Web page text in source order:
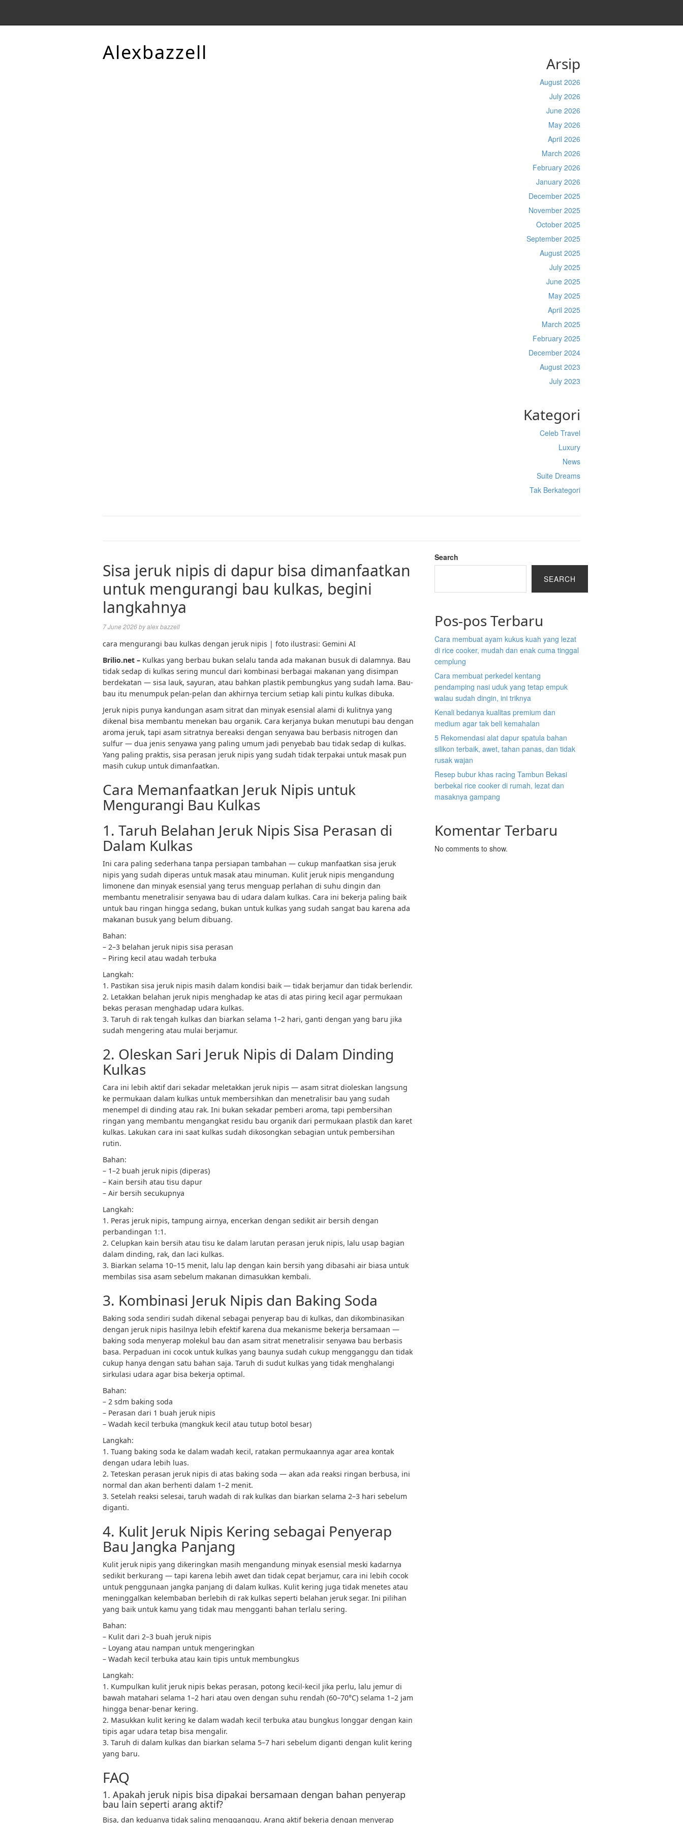
Alexbazzell Arsip
August 2026
July 2026
June 2026
May 2026
April 2026
March 2026
February 2026
January 2026
December 2025
November 2025
October 2025
September 2025
August 2025
July 2025
June 2025
May 2025
April 2025
March 2025
February 2025
December 2024
August 2023
July 2023
Kategori
Celeb Travel
Luxury
News
Suite Dreams
Tak Berkategori
Sisa jeruk nipis di dapur bisa dimanfaatkan
untuk mengurangi bau kulkas, begini
langkahnya
7 June 2026byalex bazzell
cara mengurangi bau kulkas dengan jeruk nipis | foto ilustrasi: Gemini AI
Brilio.net – Kulkas yang berbau bukan selalu tanda ada makanan busuk di dalamnya. Bau
tidak sedap di kulkas sering muncul dari kombinasi berbagai makanan yang disimpan
berdekatan — sisa lauk, sayuran, atau bahkan plastik pembungkus yang sudah lama. Bau-
bau itu menumpuk pelan-pelan dan akhirnya tercium setiap kali pintu kulkas dibuka.
Jeruk nipis punya kandungan asam sitrat dan minyak esensial alami di kulitnya yang
dikenal bisa membantu menekan bau organik. Cara kerjanya bukan menutupi bau dengan
aroma jeruk, tapi asam sitratnya bereaksi dengan senyawa bau berbasis nitrogen dan
sulfur — dua jenis senyawa yang paling umum jadi penyebab bau tidak sedap di kulkas.
Yang paling praktis, sisa perasan jeruk nipis yang sudah tidak terpakai untuk masak pun
masih cukup untuk dimanfaatkan.
Cara Memanfaatkan Jeruk Nipis untuk
Mengurangi Bau Kulkas
1. Taruh Belahan Jeruk Nipis Sisa Perasan di
Dalam Kulkas
Ini cara paling sederhana tanpa persiapan tambahan — cukup manfaatkan sisa jeruk
nipis yang sudah diperas untuk masak atau minuman. Kulit jeruk nipis mengandung
limonene dan minyak esensial yang terus menguap perlahan di suhu dingin dan
membantu menetralisir senyawa bau di udara dalam kulkas. Cara ini bekerja paling baik
untuk bau ringan hingga sedang, bukan untuk kulkas yang sudah sangat bau karena ada
makanan busuk yang belum dibuang.
Bahan:
– 2–3 belahan jeruk nipis sisa perasan
– Piring kecil atau wadah terbuka
Langkah:
1. Pastikan sisa jeruk nipis masih dalam kondisi baik — tidak berjamur dan tidak berlendir.
2. Letakkan belahan jeruk nipis menghadap ke atas di atas piring kecil agar permukaan
bekas perasan menghadap udara kulkas.
3. Taruh di rak tengah kulkas dan biarkan selama 1–2 hari, ganti dengan yang baru jika
sudah mengering atau mulai berjamur.
2. Oleskan Sari Jeruk Nipis di Dalam Dinding
Kulkas
Cara ini lebih aktif dari sekadar meletakkan jeruk nipis — asam sitrat dioleskan langsung
ke permukaan dalam kulkas untuk membersihkan dan menetralisir bau yang sudah
menempel di dinding atau rak. Ini bukan sekadar pemberi aroma, tapi pembersihan
ringan yang membantu mengangkat residu bau organik dari permukaan plastik dan karet
kulkas. Lakukan cara ini saat kulkas sudah dikosongkan sebagian untuk pembersihan
rutin.
Bahan:
– 1–2 buah jeruk nipis (diperas)
– Kain bersih atau tisu dapur
– Air bersih secukupnya
Langkah:
1. Peras jeruk nipis, tampung airnya, encerkan dengan sedikit air bersih dengan
perbandingan 1:1.
2. Celupkan kain bersih atau tisu ke dalam larutan perasan jeruk nipis, lalu usap bagian
dalam dinding, rak, dan laci kulkas.
3. Biarkan selama 10–15 menit, lalu lap dengan kain bersih yang dibasahi air biasa untuk
membilas sisa asam sebelum makanan dimasukkan kembali.
3. Kombinasi Jeruk Nipis dan Baking Soda
Baking soda sendiri sudah dikenal sebagai penyerap bau di kulkas, dan dikombinasikan
dengan jeruk nipis hasilnya lebih efektif karena dua mekanisme bekerja bersamaan —
baking soda menyerap molekul bau dan asam sitrat menetralisir senyawa bau berbasis
basa. Perpaduan ini cocok untuk kulkas yang baunya sudah cukup mengganggu dan tidak
cukup hanya dengan satu bahan saja. Taruh di sudut kulkas yang tidak menghalangi
sirkulasi udara agar bisa bekerja optimal.
Bahan:
– 2 sdm baking soda
– Perasan dari 1 buah jeruk nipis
– Wadah kecil terbuka (mangkuk kecil atau tutup botol besar)
Langkah:
1. Tuang baking soda ke dalam wadah kecil, ratakan permukaannya agar area kontak
dengan udara lebih luas.
2. Teteskan perasan jeruk nipis di atas baking soda — akan ada reaksi ringan berbusa, ini
normal dan akan berhenti dalam 1–2 menit.
3. Setelah reaksi selesai, taruh wadah di rak kulkas dan biarkan selama 2–3 hari sebelum
diganti.
4. Kulit Jeruk Nipis Kering sebagai Penyerap
Bau Jangka Panjang
Kulit jeruk nipis yang dikeringkan masih mengandung minyak esensial meski kadarnya
sedikit berkurang — tapi karena lebih awet dan tidak cepat berjamur, cara ini lebih cocok
untuk penggunaan jangka panjang di dalam kulkas. Kulit kering juga tidak menetes atau
meninggalkan kelembaban berlebih di rak kulkas seperti belahan jeruk segar. Ini pilihan
yang baik untuk kamu yang tidak mau mengganti bahan terlalu sering.
Bahan:
– Kulit dari 2–3 buah jeruk nipis
– Loyang atau nampan untuk mengeringkan
– Wadah kecil terbuka atau kain tipis untuk membungkus
Langkah:
1. Kumpulkan kulit jeruk nipis bekas perasan, potong kecil-kecil jika perlu, lalu jemur di
bawah matahari selama 1–2 hari atau oven dengan suhu rendah (60–70°C) selama 1–2 jam
hingga benar-benar kering.
2. Masukkan kulit kering ke dalam wadah kecil terbuka atau bungkus longgar dengan kain
tipis agar udara tetap bisa mengalir.
3. Taruh di dalam kulkas dan biarkan selama 5–7 hari sebelum diganti dengan kulit kering
yang baru.
FAQ
1. Apakah jeruk nipis bisa dipakai bersamaan dengan bahan penyerap
bau lain seperti arang aktif?
Bisa, dan keduanya tidak saling mengganggu. Arang aktif bekerja dengan menyerap
Search
SEARCH
Pos-pos Terbaru
Cara membuat ayam kukus kuah yang lezat
di rice cooker, mudah dan enak cuma tinggal
cemplung
Cara membuat perkedel kentang
pendamping nasi uduk yang tetap empuk
walau sudah dingin, ini triknya
Kenali bedanya kualitas premium dan
medium agar tak beli kemahalan
5 Rekomendasi alat dapur spatula bahan
silikon terbaik, awet, tahan panas, dan tidak
rusak wajan
Resep bubur khas racing Tambun Bekasi
berbekal rice cooker di rumah, lezat dan
masaknya gampang
Komentar Terbaru
No comments to show.